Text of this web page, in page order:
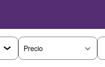
Precio